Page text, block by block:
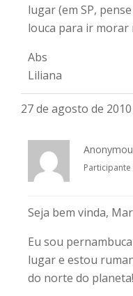
lugar (em SP,
louca para ir morar
Abs
Liliana
27 de agosto de
Participante
Seja bem vinda,
Eu sou
lugar e estou
do norte do